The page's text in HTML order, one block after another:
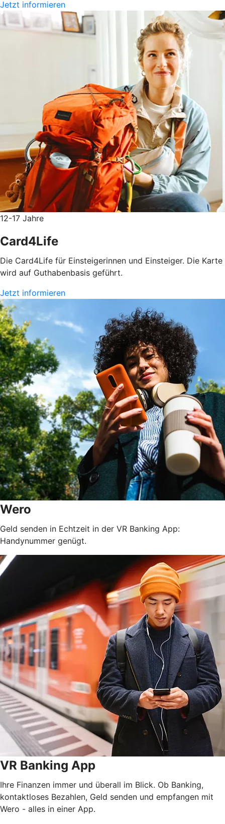
Jetzt informieren
12-17 Jahre
Card4Life
Die Card4Life für Einsteigerinnen und Einsteiger. Die Karte
wird auf Guthabenbasis geführt.
Jetzt informieren
Wero
Geld senden in Echtzeit in der VR Banking App:
Handynummer genügt.
VR Banking App
Ihre Finanzen immer und überall im Blick. Ob Banking,
kontaktloses Bezahlen, Geld senden und empfangen mit
Wero - alles in einer App.